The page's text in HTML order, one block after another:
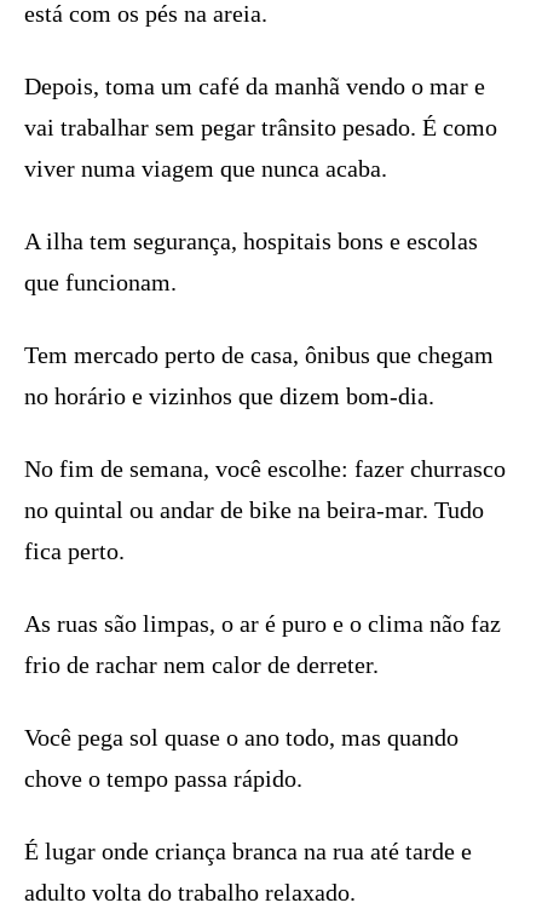
está com os pés na areia.
Depois, toma um café da manhã vendo o mar e
vai trabalhar sem pegar trânsito pesado. É como
viver numa viagem que nunca acaba.
A ilha tem segurança, hospitais bons e escolas
que funcionam.
Tem mercado perto de casa, ônibus que chegam
no horário e vizinhos que dizem bom-dia.
No fim de semana, você escolhe: fazer churrasco
no quintal ou andar de bike na beira-mar. Tudo
fica perto.
As ruas são limpas, o ar é puro e o clima não faz
frio de rachar nem calor de derreter.
Você pega sol quase o ano todo, mas quando
chove o tempo passa rápido.
É lugar onde criança branca na rua até tarde e
adulto volta do trabalho relaxado.